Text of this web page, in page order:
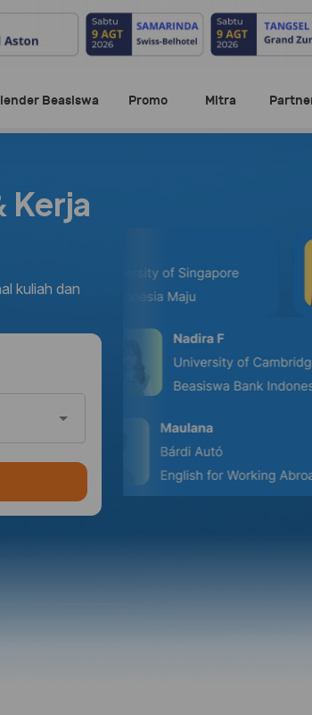
Beasiswa Promo Mitra
Kerja
kuliah dan